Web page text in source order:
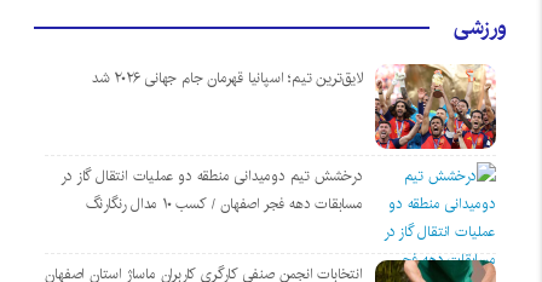
ورزشی
لایق‌ترین تیم؛ اسپانیا قهرمان جام جهانی ۲۰۲۶ شد
درخشش تیم دومیدانی منطقه دو عملیات انتقال گاز در
مسابقات دهه فجر اصفهان / کسب ۱۰ مدال رنگارنگ
انتخابات انجمن صنفی کارگری کاربران ماساژ استان اصفهان